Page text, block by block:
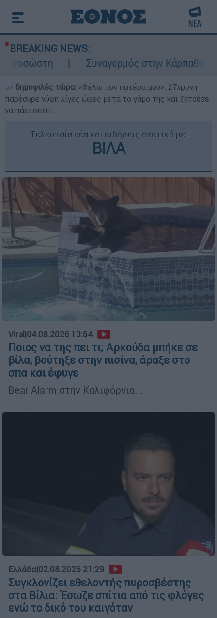
BREAKING NEWS:
Συναγερμός στην Κάρπαθο: Βρέθηκαν
δημοφιλές τώρα: «Θέλω τον πατέρα μου»: 27χρονη
παρέσυρε νύφη λίγες ώρες μετά το γάμο της και ζητούσε
να πάει σπίτι...
Τελευταία νέα και ειδήσεις σχετικά με:
ΒΙΛΑ
Viral |04.08.2026 10:54
Ποιος να της πει τι; Αρκούδα μπήκε σε
βίλα, βούτηξε στην πισίνα, άραξε στο
σπα και έφυγε
Bear Alarm στην Καλιφόρνια...
Ελλάδα|02.08.2026 21:29
Συγκλονίζει εθελοντής πυροσβέστης
στα Βίλια: Έσωζε σπίτια από τις φλόγες
ενώ το δικό του καιγόταν